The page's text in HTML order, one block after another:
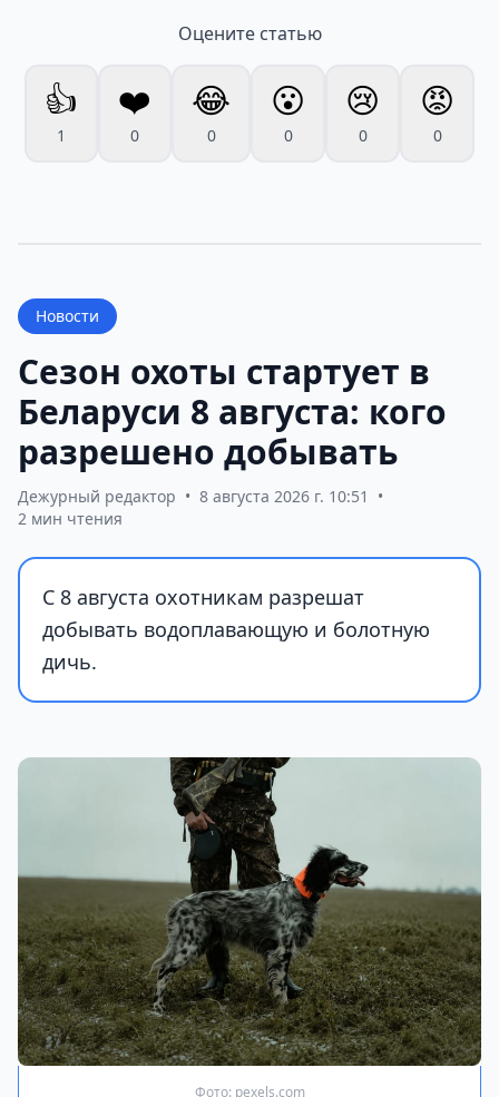
Оцените статью
👍
1
❤️
0
😂
0
😮
0
😢
0
😡
0
Новости
Сезон охоты стартует в
Беларуси 8 августа: кого
разрешено добывать
Дежурный редактор • 8 августа 2026 г. 10:51
•
2 мин чтения
С 8 августа охотникам разрешат
добывать водоплавающую и болотную
дичь.
Фото: pexels.com